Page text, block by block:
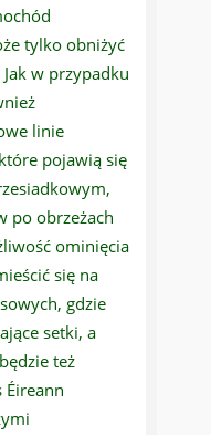
tylko obniżyć
w przypadku
linie
pojawią się
po obrzeżach
ominięcia
się na
gdzie
setki, a
też